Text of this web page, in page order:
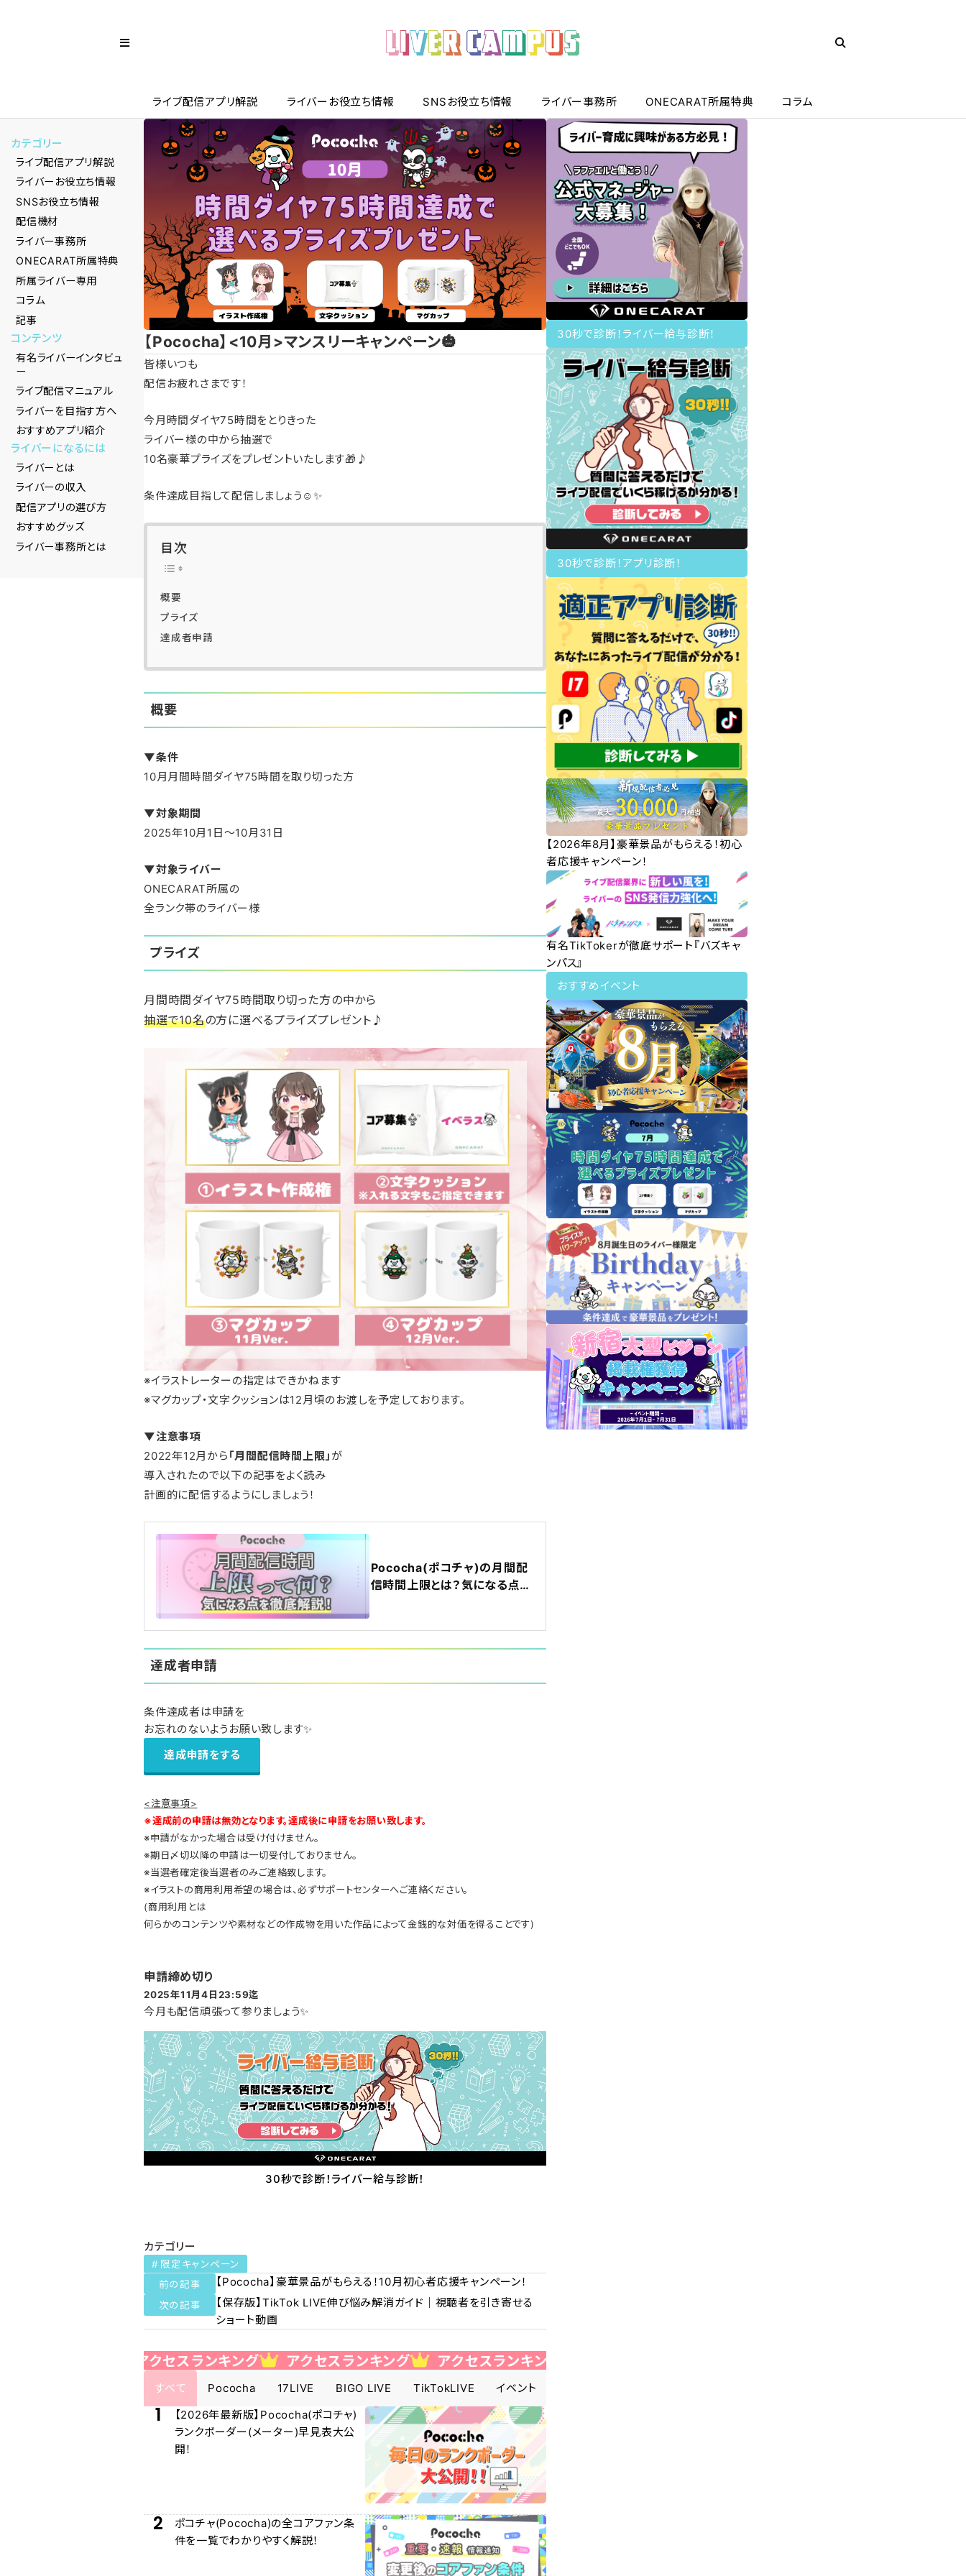
ライブ配信アプリ解説 ライバーお役立ち情報 SNSお役立ち情報 ライバー事務所 ONECARAT所属特典 コラム
カテゴリー
ライブ配信アプリ解説
ライバーお役立ち情報
SNSお役立ち情報
配信機材
ライバー事務所
ONECARAT所属特典
所属ライバー専用
コラム
記事
コンテンツ
有名ライバーインタビュ
ー
ライブ配信マニュアル
ライバーを目指す方へ
おすすめアプリ紹介
ライバーになるには
ライバーとは
ライバーの収入
配信アプリの選び方
おすすめグッズ
ライバー事務所とは
【Pococha】<10月>マンスリーキャンペーン🎃
皆様いつも
配信お疲れさまです！
今月時間ダイヤ75時間をとりきった
ライバー様の中から抽選で
10名豪華プライズをプレゼントいたします🎁♪
条件達成目指して配信しましょう☺️✨
目次
概要
プライズ
達成者申請
概要
▼条件
10月月間時間ダイヤ75時間を取り切った方
▼対象期間
2025年10月1日〜10月31日
▼対象ライバー
ONECARAT所属の
全ランク帯のライバー様
プライズ
月間時間ダイヤ75時間取り切った方の中から
抽選で10名の方に選べるプライズプレゼント♪
※イラストレーターの指定はできかねます
※マグカップ・文字クッションは12月頃のお渡しを予定しております。
▼注意事項
2022年12月から 「月間配信時間上限」 が
導入されたので以下の記事をよく読み
計画的に配信するようにしましょう！
Pococha(ポコチャ)の月間配
信時間上限とは？気になる点を
達成者申請
条件達成者は申請を
お忘れのないようお願い致します✨
達成申請をする
<注意事項>
※達成前の申請は無効となります。達成後に申請をお願い致します。
※申請がなかった場合は受け付けません。
※期日〆切以降の申請は一切受付しておりません。
※当選者確定後当選者のみご連絡致します。
※イラストの商用利用希望の場合は、必ずサポートセンターへご連絡ください。
(商用利用とは
何らかのコンテンツや素材などの作成物を用いた作品によって金銭的な対価を得ることです)
申請締め切り
2025年11月4日23:59迄
今月も配信頑張って参りましょう✨
30秒で診断！ライバー給与診断！
カテゴリー
限定キャンペーン
前の記事
【Pococha】豪華景品がもらえる！10月初心者応援キャンペーン！
次の記事
【保存版】TikTok LIVE伸び悩み解消ガイド｜視聴者を引き寄せる
ショート動画
アクセスランキング アクセスランキング アクセスランキング アクセスランキング
すべて Pococha 17LIVE BIGO LIVE TikTokLIVE イベント
1
【2026年最新版】Pococha(ポコチャ)
ランクボーダー(メーター)早見表大公
開！
2
ポコチャ(Pococha)の全コアファン条
件を一覧でわかりやすく解説！
30秒で診断！ライバー給与診断！
30秒で診断！アプリ診断！
【2026年8月】豪華景品がもらえる！初心
者応援キャンペーン！
有名TikTokerが徹底サポート『バズキャ
ンパス』
おすすめイベント